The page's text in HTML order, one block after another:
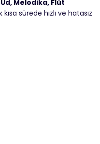
Melodika, Flüt
sürede hızlı ve hatasız